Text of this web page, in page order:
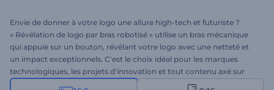
Envie de donner à votre logo une allure high-tech et futuriste ?
« Révélation de logo par bras robotisé » utilise un bras mécanique
qui appuie sur un bouton, révélant votre logo avec une netteté et
un impact exceptionnels. C'est le choix idéal pour les marques
technologiques, les projets d'innovation et tout contenu axé sur
l'ingénierie. La personnalisation est un jeu d'enfant : importez votre